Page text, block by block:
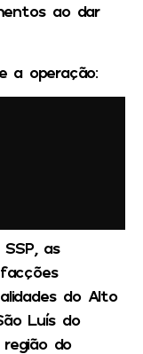
ao dar
a operação:
as
do Alto
Luís do
do